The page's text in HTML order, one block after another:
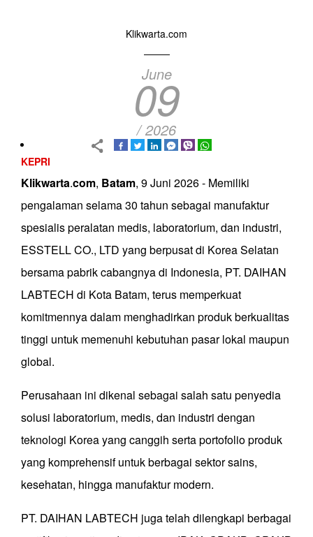
Klikwarta.com
June
09
/ 2026
KEPRI
Klikwarta.com, Batam, 9 Juni 2026 - Memiliki
pengalaman selama 30 tahun sebagai manufaktur
spesialis peralatan medis, laboratorium, dan industri,
ESSTELL CO., LTD yang berpusat di Korea Selatan
bersama pabrik cabangnya di Indonesia, PT. DAIHAN
LABTECH di Kota Batam, terus memperkuat
komitmennya dalam menghadirkan produk berkualitas
tinggi untuk memenuhi kebutuhan pasar lokal maupun
global.
Perusahaan ini dikenal sebagai salah satu penyedia
solusi laboratorium, medis, dan industri dengan
teknologi Korea yang canggih serta portofolio produk
yang komprehensif untuk berbagai sektor sains,
kesehatan, hingga manufaktur modern.
PT. DAIHAN LABTECH juga telah dilengkapi berbagai